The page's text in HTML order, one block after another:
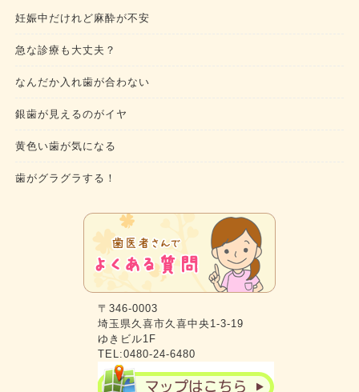
妊娠中だけれど麻酔が不安
急な診療も大丈夫？
なんだか入れ歯が合わない
銀歯が見えるのがイヤ
黄色い歯が気になる
歯がグラグラする！
〒346-0003
埼玉県久喜市久喜中央1-3-19
ゆきビル1F
TEL:0480-24-6480